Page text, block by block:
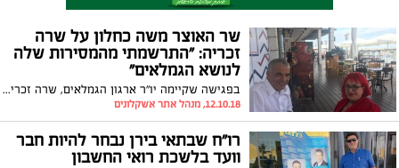
שר האוצר משה כחלון על שרה
זכריה: "התרשמתי מהמסירות שלה
לנושא הגמלאים"
בפגישה שקיימה יו"ר ארגון הגמלאים, שרה זכריה, עם שר האוצר משה כחלון באשקלון, השניים סיכמו על שיתוף פעולה למען זכויות הגמלאים
12.10.18, מנהל אתר אשקלונים
רו"ח שבתאי בירן נבחר להיות חבר
וועד בלשכת רואי החשבון